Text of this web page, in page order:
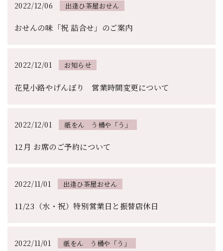
2022/12/06 出逢ひ茶屋おせん
おせんの味「祝 詰合せ」のご案内
2022/12/01 お知らせ
花見小路やげんぼり 営業時間変更について
2022/12/01 祇をん う桶や「う」
12月 お席のご予約について
2022/11/01 出逢ひ茶屋おせん
11/23（水・祝）特別営業日と振替店休日
2022/11/01 祇をん う桶や「う」